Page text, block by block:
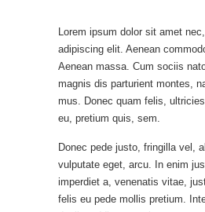
Lorem ipsum dolor sit amet
adipiscing elit. Aenean
Aenean massa. Cum sociis
magnis dis parturient montes,
mus. Donec quam felis,
eu, pretium quis, sem.
Donec pede justo, fringilla vel,
vulputate eget, arcu. In enim
imperdiet a, venenatis vitae,
felis eu pede mollis pretium.